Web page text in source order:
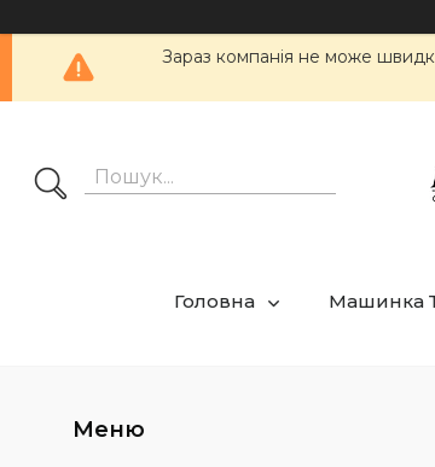
Зараз компанія не може
Головна Машинка